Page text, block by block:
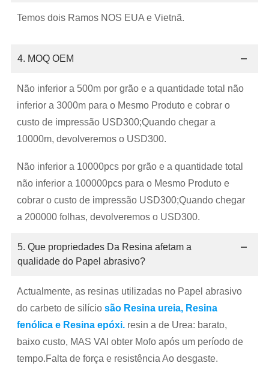
Temos dois Ramos NOS EUA e Vietnã.
4. MOQ OEM
Não inferior a 500m por grão e a quantidade total não
inferior a 3000m para o Mesmo Produto e cobrar o
custo de impressão USD300;Quando chegar a
10000m, devolveremos o USD300.
Não inferior a 10000pcs por grão e a quantidade total
não inferior a 100000pcs para o Mesmo Produto e
cobrar o custo de impressão USD300;Quando chegar
a 200000 folhas, devolveremos o USD300.
5. Que propriedades Da Resina afetam a
qualidade do Papel abrasivo?
Actualmente, as resinas utilizadas no Papel abrasivo
do carbeto de silício são Resina ureia, Resina
fenólica e Resina epóxi.resin a de Urea: barato,
baixo custo, MAS VAI obter Mofo após um período de
tempo.Falta de força e resistência Ao desgaste.